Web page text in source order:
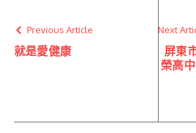
Previous Article
就是愛健康
Next
屏東
榮高